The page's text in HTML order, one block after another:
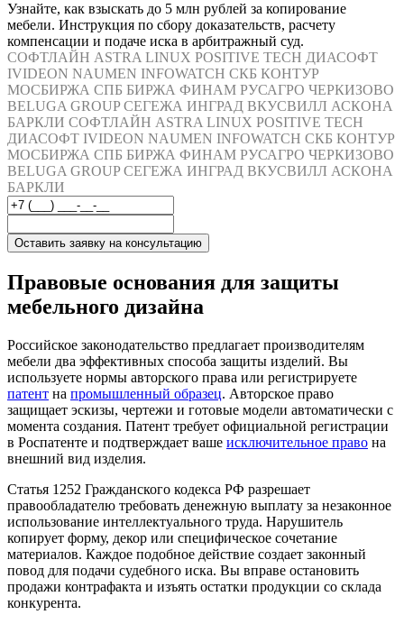
Узнайте, как взыскать до 5 млн рублей за копирование
мебели. Инструкция по сбору доказательств, расчету
компенсации и подаче иска в арбитражный суд.
СОФТЛАЙН ASTRA LINUX POSITIVE TECH ДИАСОФТ
IVIDEON NAUMEN INFOWATCH СКБ КОНТУР
МОСБИРЖА СПБ БИРЖА ФИНАМ РУСАГРО ЧЕРКИЗОВО
BELUGA GROUP СЕГЕЖА ИНГРАД ВКУСВИЛЛ АСКОНА
БАРКЛИ СОФТЛАЙН ASTRA LINUX POSITIVE TECH
ДИАСОФТ IVIDEON NAUMEN INFOWATCH СКБ КОНТУР
МОСБИРЖА СПБ БИРЖА ФИНАМ РУСАГРО ЧЕРКИЗОВО
BELUGA GROUP СЕГЕЖА ИНГРАД ВКУСВИЛЛ АСКОНА
БАРКЛИ
Оставить заявку на консультацию
Правовые основания для защиты
мебельного дизайна
Российское законодательство предлагает производителям
мебели два эффективных способа защиты изделий. Вы
используете нормы авторского права или регистрируете
патент на промышленный образец. Авторское право
защищает эскизы, чертежи и готовые модели автоматически с
момента создания. Патент требует официальной регистрации
в Роспатенте и подтверждает ваше исключительное право на
внешний вид изделия.
Статья 1252 Гражданского кодекса РФ разрешает
правообладателю требовать денежную выплату за незаконное
использование интеллектуального труда. Нарушитель
копирует форму, декор или специфическое сочетание
материалов. Каждое подобное действие создает законный
повод для подачи судебного иска. Вы вправе остановить
продажи контрафакта и изъять остатки продукции со склада
конкурента.